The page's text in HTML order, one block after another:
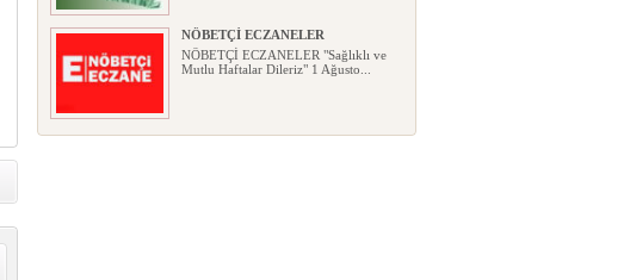
NÖBETÇİ ECZANELER
NÖBETÇİ ECZANELER "Sağlıklı ve
Mutlu Haftalar Dileriz" 1 Ağusto...
Okullarda yeni dönem: Yönetmelik